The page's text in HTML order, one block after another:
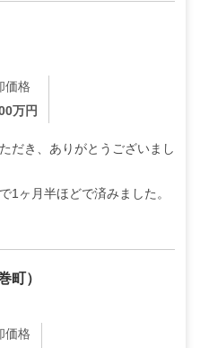
価格
万円
だき、ありがとうございまし
1ヶ月半ほどで済みました。
町）
価格